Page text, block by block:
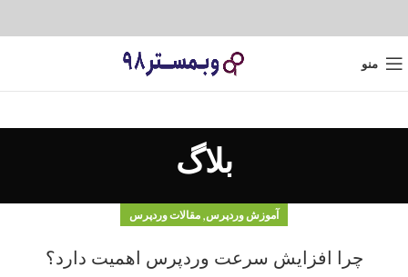
منو
بلاگ
آموزش وردپرس, مقالات وردپرس
چرا افزایش سرعت وردپرس اهمیت دارد؟